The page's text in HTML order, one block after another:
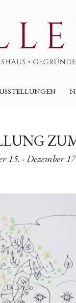
15. - Dezember